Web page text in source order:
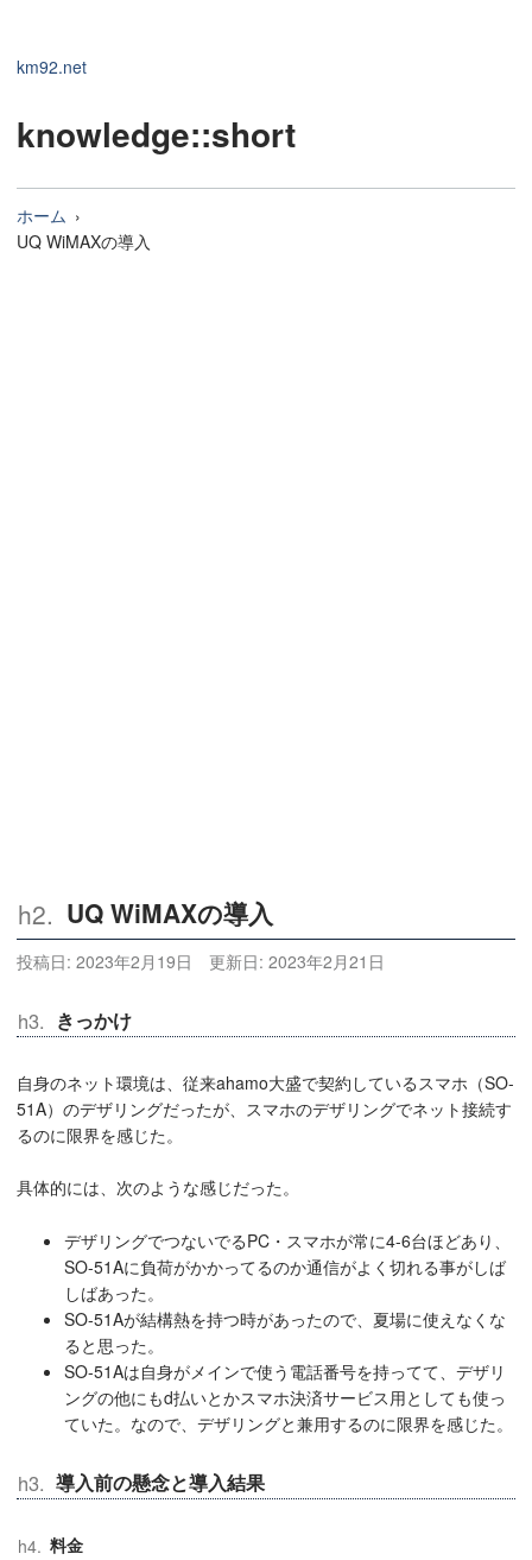
km92.net
knowledge::short
ホーム
UQ WiMAXの導入
UQ WiMAXの導入
投稿日: 2023年2月19日 更新日: 2023年2月21日
きっかけ
自身のネット環境は、従来ahamo大盛で契約しているスマホ（SO-
51A）のデザリングだったが、スマホのデザリングでネット接続す
るのに限界を感じた。
具体的には、次のような感じだった。
デザリングでつないでるPC・スマホが常に4-6台ほどあり、
SO-51Aに負荷がかかってるのか通信がよく切れる事がしば
しばあった。
SO-51Aが結構熱を持つ時があったので、夏場に使えなくな
ると思った。
SO-51Aは自身がメインで使う電話番号を持ってて、デザリ
ングの他にもd払いとかスマホ決済サービス用としても使っ
ていた。なので、デザリングと兼用するのに限界を感じた。
導入前の懸念と導入結果
料金